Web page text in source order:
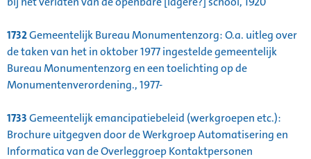
1732Gemeentelijk Bureau Monumentenzorg: O.a. uitleg over
de taken van het in oktober 1977 ingestelde gemeentelijk
Bureau Monumentenzorg en een toelichting op de
Monumentenverordening., 1977-
1733Gemeentelijk emancipatiebeleid (werkgroepen etc.):
Brochure uitgegven door de Werkgroep Automatisering en
Informatica van de Overleggroep Kontaktpersonen